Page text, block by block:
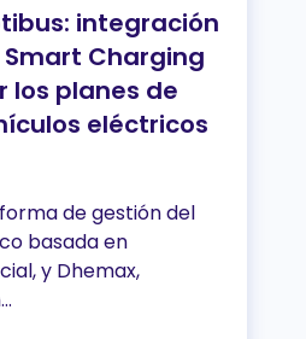
integración
Charging
los planes de
eléctricos
de gestión del
basada en
y Dhemax,